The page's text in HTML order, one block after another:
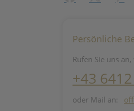
Persönliche
Rufen Sie uns
+43
oder Mail an: